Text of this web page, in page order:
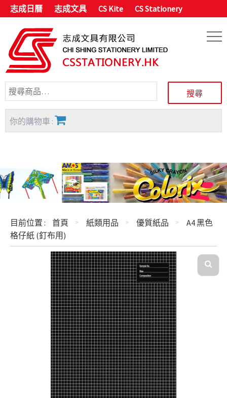
志成日曆 志成文具 CS Kite CS Stationery
你的購物車 :
目前位置 : 首頁 紙類用品 優質紙品
A4 黑色
格仔紙 (釘布用)